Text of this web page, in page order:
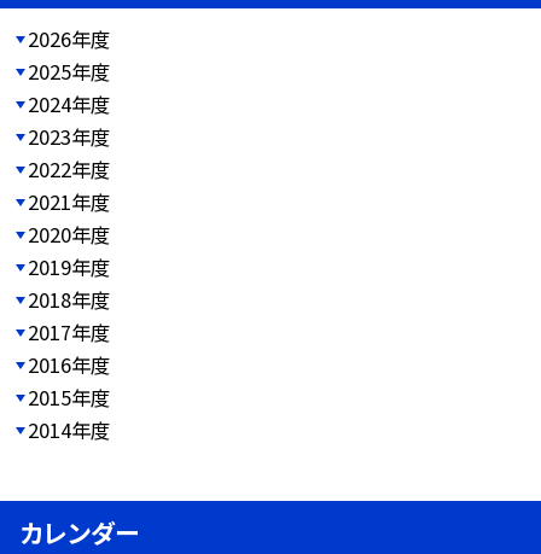
2026年度
2025年度
2024年度
2023年度
2022年度
2021年度
2020年度
2019年度
2018年度
2017年度
2016年度
2015年度
2014年度
カレンダー